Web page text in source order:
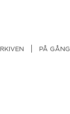
PÅ GÅNG